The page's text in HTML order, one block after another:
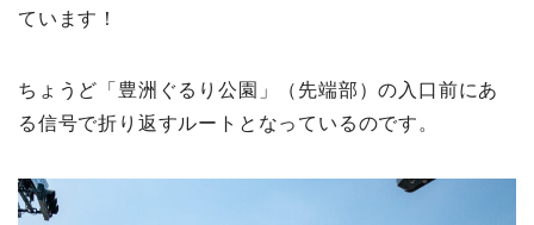
ています！
ちょうど「豊洲ぐるり公園」（先端部）の入口前にあ
る信号で折り返すルートとなっているのです。